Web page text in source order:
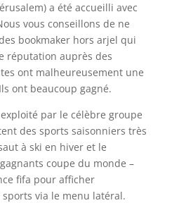
a été accueilli avec
vous conseillons de ne
bookmaker hors arjel qui
réputation auprès des
ont malheureusement une
ont beaucoup gagné.
par le célèbre groupe
des sports saisonniers très
à ski en hiver et le
coupe du monde –
fifa pour afficher
via le menu latéral.